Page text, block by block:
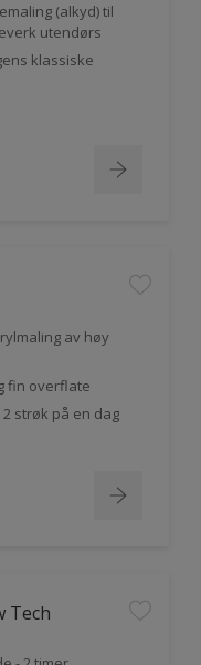
(alkyd) til
utendørs
klassiske
av høy
fin overflate
strøk på en dag
Tech